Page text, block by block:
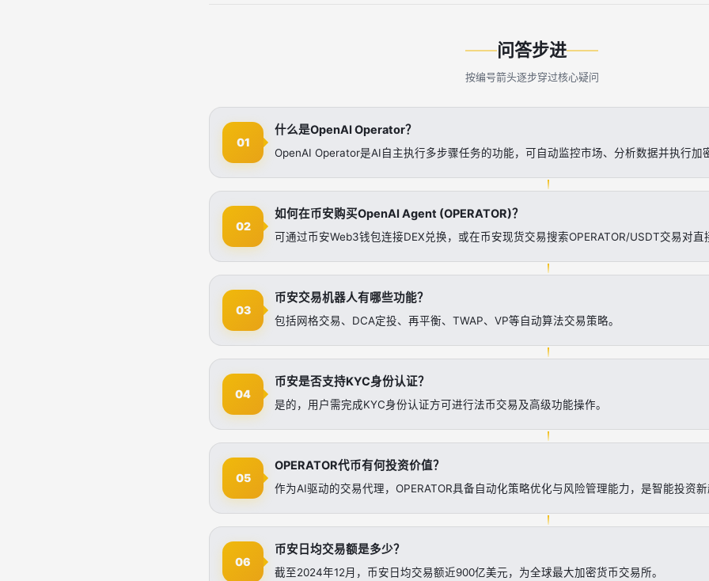
问答步进
按编号箭头逐步穿过核心疑问
01
什么是OpenAI Operator？
OpenAI Operator是AI自主执行多步骤任务的功能，可自动监控市场、分析数据并执行加
02
如何在币安购买OpenAI Agent (OPERATOR)？
可通过币安Web3钱包连接DEX兑换，或在币安现货交易搜索OPERATOR/USDT交易对直
03
币安交易机器人有哪些功能？
包括网格交易、DCA定投、再平衡、TWAP、VP等自动算法交易策略。
04
币安是否支持KYC身份认证？
是的，用户需完成KYC身份认证方可进行法币交易及高级功能操作。
05
OPERATOR代币有何投资价值？
作为AI驱动的交易代理，OPERATOR具备自动化策略优化与风险管理能力，是智能投资
06
币安日均交易额是多少？
截至2024年12月，币安日均交易额近900亿美元，为全球最大加密货币交易所。